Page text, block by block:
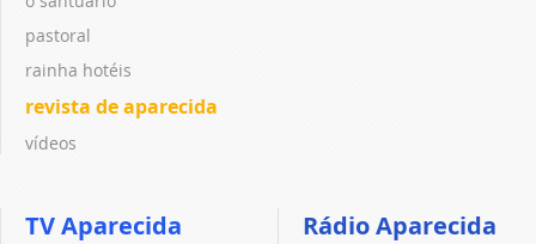
pastoral
rainha hotéis
revista de aparecida
vídeos
TV Aparecida Rádio Aparecida